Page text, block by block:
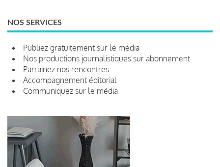
NOS SERVICES
Publiez gratuitement sur le média
Nos productions journalistiques sur abonnement
Parrainez nos rencontres
Accompagnement éditorial
Communiquez sur le média